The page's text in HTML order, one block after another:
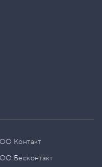
Контакт
Бесконтакт